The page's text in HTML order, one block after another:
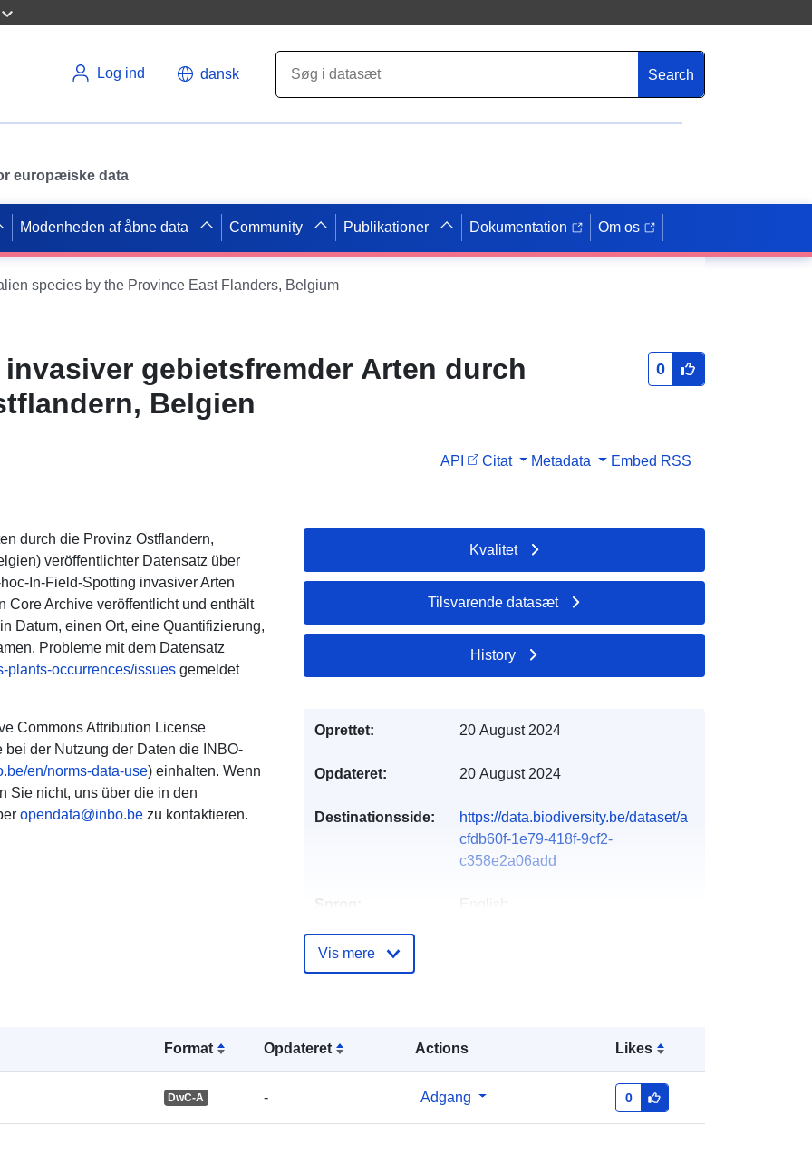
Log ind dansk Search
europæiske data
Modenheden af åbne data Community Publikationer Dokumentation Om os
species by the Province East Flanders, Belgium
gebietsfremder Arten durch
Belgien
0
API Citat Metadata Embed RSS
durch die Provinz Ostflandern,
veröffentlichter Datensatz über
In-Field-Spotting invasiver Arten
Core Archive veröffentlicht und enthält
Datum, einen Ort, eine Quantifizierung,
Probleme mit dem Datensatz
plants-occurrences/issues gemeldet
Commons Attribution License
der Nutzung der Daten die INBO-
en/norms-data-use) einhalten. Wenn
Sie nicht, uns über die in den
opendata@inbo.be zu kontaktieren.
Format Opdateret Actions Likes
DwC-A - Adgang 0
Kvalitet
Tilsvarende datasæt
History
Oprettet: 20 August 2024
Opdateret: 20 August 2024
Destinationsside:
https://data.biodiversity.be/dataset/a
cfdb60f-1e79-418f-9cf2-
c358e2a06add
Sprog: English
Forlag:
vlaanderen.be
Fortegnelse over
Tilføjet til data.europa.eu: 28 July
Vis mere